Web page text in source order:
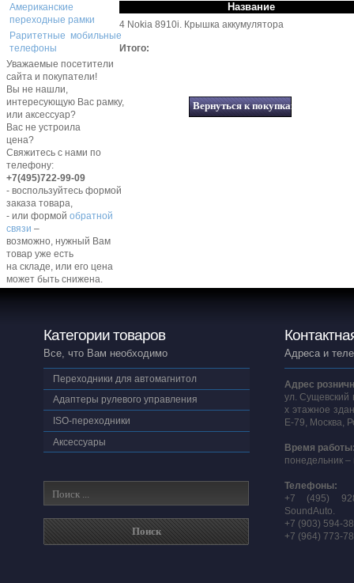
Американские
переходные рамки
Раритетные мобильные
телефоны
Уважаемые посетители
сайта и покупатели!
Вы не нашли,
интересующую Вас рамку,
или аксессуар?
Вас не устроила
цена?
Свяжитесь с нами по
телефону:
+7(495)722-99-09
- воспользуйтесь формой
заказа товара,
- или формой обратной
связи –
возможно, нужный Вам
товар уже есть
на складе, или его цена
может быть снижена.
Название
4 Nokia 8910i. Крышка аккумулятора
Итого:
Категории товаров
Все, что Вам необходимо
Переходники для автомагнитол
Адаптеры рулевого управления
ISO-переходники
Аксессуары
Адреса и
Адрес
ул. Сущевский
х этажное
E-79, Москва,
Время
понедельник –
Телефоны:
+7 (495)
SoundAuto.
+7 (903) 594-
+7 (964) 773-